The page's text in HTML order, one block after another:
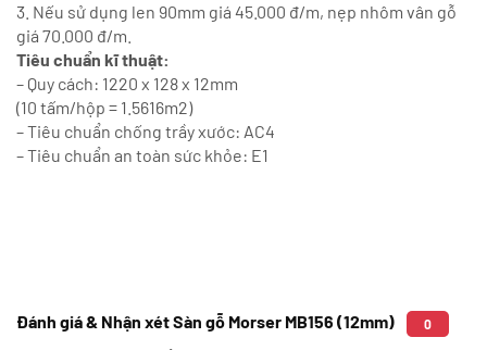
3. Nếu sử dụng len 90mm giá 45.000 đ/m, nẹp nhôm vân gỗ
giá 70.000 đ/m.
Tiêu chuẩn kĩ thuật:
– Quy cách: 1220 x 128 x 12mm
(10 tấm/hộp = 1.5616m2)
– Tiêu chuẩn chống trầy xước: AC4
– Tiêu chuẩn an toàn sức khỏe: E1
Đánh giá & Nhận xét Sàn gỗ Morser MB156 (12mm) 0